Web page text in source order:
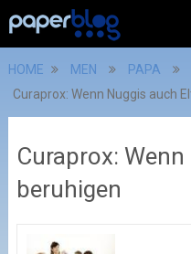
HOME MEN
PAPA
Curaprox: Wenn Nuggis auch
Curaprox:
beruhigen